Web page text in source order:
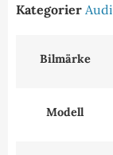
Kategorier Audi
Bilmärke
Modell